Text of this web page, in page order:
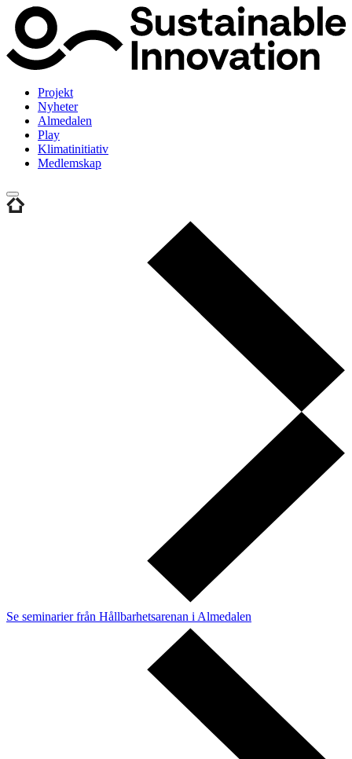
Projekt
Nyheter
Almedalen
Play
Klimatinitiativ
Medlemskap
Se seminarier från Hållbarhetsarenan i Almedalen